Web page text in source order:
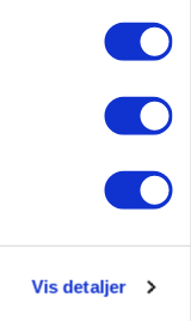
Vis detaljer